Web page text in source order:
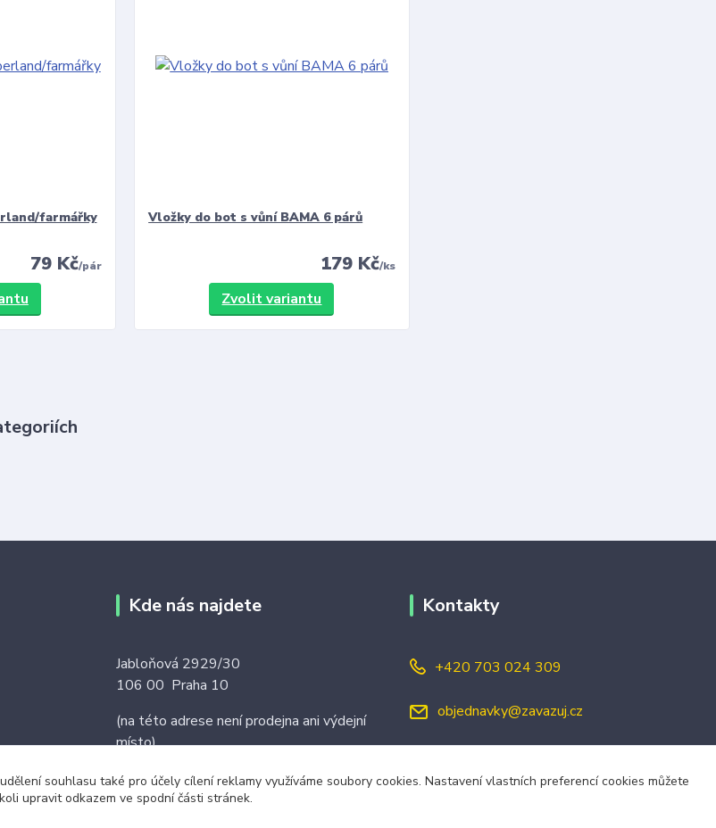
farmářky
79 Kč/pár
Vložky do bot s vůní BAMA 6 párů
179 Kč/ks
Zvolit variantu
Kde nás najdete
Jabloňová 2929/30
106 00 Praha 10
(na této adrese není prodejna ani výdejní
místo)
Kontakty
+420 703 024 309
objednavky@zavazuj.cz
souhlasu také pro účely cílení reklamy využíváme soubory cookies. Nastavení vlastních preferencí cookies můžete
upravit odkazem ve spodní části stránek.